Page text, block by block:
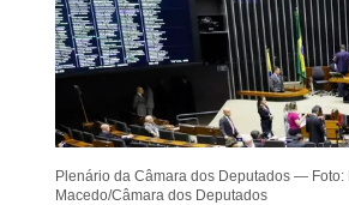
Plenário da Câmara dos Deputados — Foto:
Macedo/Câmara dos Deputados